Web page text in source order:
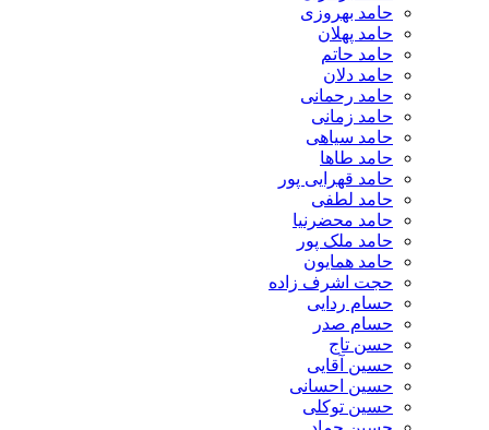
حامد بهروزی
حامد پهلان
حامد حاتم
حامد دلان
حامد رحمانی
حامد زمانی
حامد سیاهی
حامد طاها
حامد قهرایی پور
حامد لطفی
حامد محضرنیا
حامد ملک پور
حامد همایون
حجت اشرف زاده
حسام ردایی
حسام صدر
حسن تاج
حسین آقایی
حسین احسانی
حسین توکلی